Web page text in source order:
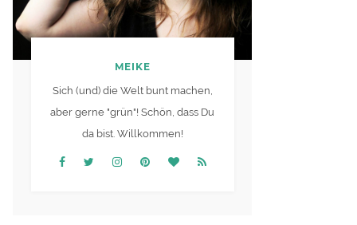
MEIKE
Sich (und) die Welt bunt machen,
aber gerne "grün"! Schön, dass Du
da bist. Willkommen!